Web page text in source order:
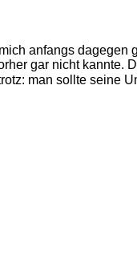
anfangs dagegen
gar nicht kannte.
man sollte seine